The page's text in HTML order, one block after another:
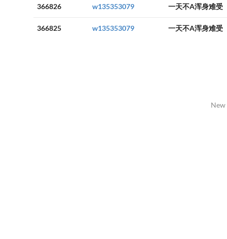
366826 w135353079 一天不A浑身难受
366825 w135353079 一天不A浑身难受